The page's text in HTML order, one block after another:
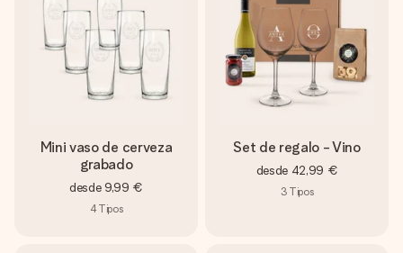
Mini vaso de cerveza
grabado
desde 9,99 €
4Tipos
Set de regalo - Vino
desde 42,99 €
3 Tipos